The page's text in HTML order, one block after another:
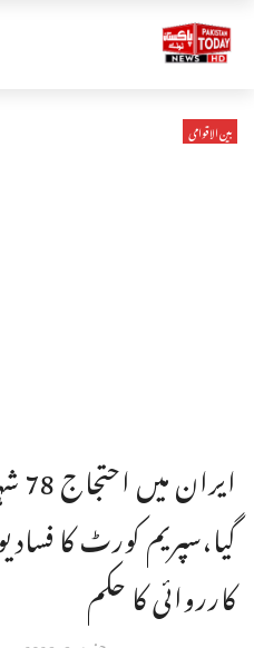
بین الاقوامی
گیا،سپریم کورٹ کا
کارروائی کا حکم